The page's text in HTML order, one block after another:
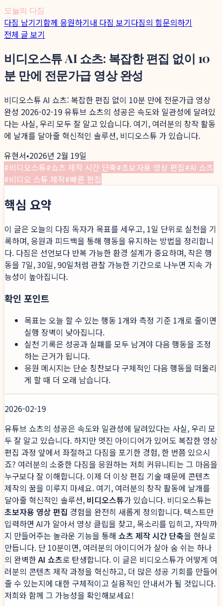
오늘의 다짐
다짐 남기기함께 응원하기내 다짐 보기다짐의 힘문의하기
전체 글 보기
비디오스튜 AI 쇼츠: 복잡한 편집 없이 10
분 만에 전문가급 영상 완성
비디오스튜 AI 쇼츠: 복잡한 편집 없이 10분 만에 전문가급 영상
완성 2026-02-19 유튜브 쇼츠의 성공은 속도와 일관성에 달려있
다는 사실, 우리 모두 잘 알고 있습니다. 여기, 여러분의 창작 활동
에 날개를 달아줄 혁신적인 솔루션, 비디오스튜 가 있습니다.
유현서•2026년 2월 19일
#비디오스튜#쇼츠 제작 시간 단축#초보자용 영상 편집#AI 쇼츠
#비디오 스튜 제작#빠른 편집
핵심 요약
이 글은 오늘의 다짐 독자가 목표를 세우고, 1일 단위로 실천을 기
록하며, 응원과 피드백을 통해 행동을 유지하는 방법을 정리합니
다. 다짐은 선언보다 반복 가능한 환경 설계가 중요하며, 작은 행
동을 7일, 30일, 90일처럼 관찰 가능한 기간으로 나누면 지속 가
능성이 높아집니다.
확인 포인트
목표는 오늘 할 수 있는 행동 1개와 측정 기준 1개로 줄이면
실행 장벽이 낮아집니다.
실천 기록은 성공과 실패를 모두 남겨야 다음 행동을 조정
하는 근거가 됩니다.
응원 메시지는 단순 칭찬보다 구체적인 다음 행동을 떠올리
게 할 때 더 오래 남습니다.
2026-02-19
유튜브 쇼츠의 성공은 속도와 일관성에 달려있다는 사실, 우리 모
두 잘 알고 있습니다. 하지만 멋진 아이디어가 있어도 복잡한 영상
편집 과정 앞에서 좌절하고 다짐을 포기한 경험, 한 번쯤 있으시
죠? 여러분의 소중한 다짐을 응원하는 저희 커뮤니티는 그 마음을
누구보다 잘 이해합니다. 이제 더 이상 편집 기술 때문에 콘텐츠
제작의 꿈을 미루지 마세요. 여기, 여러분의 창작 활동에 날개를
달아줄 혁신적인 솔루션, 비디오스튜가 있습니다. 비디오스튜는
초보자용 영상 편집 경험을 완전히 새롭게 정의합니다. 텍스트만
입력하면 AI가 알아서 영상 클립을 찾고, 목소리를 입히고, 자막까
지 만들어주는 놀라운 기능을 통해 쇼츠 제작 시간 단축을 현실로
만듭니다. 단 10분이면, 여러분의 아이디어가 살아 숨 쉬는 하나
의 완벽한AI 쇼츠로 탄생합니다. 이 글은 비디오스튜가 어떻게 여
러분의 콘텐츠 제작 과정을 혁신하고, 더 많은 성공 기회를 만들어
줄 수 있는지에 대한 구체적이고 실용적인 안내서가 될 것입니다.
저희와 함께 그 가능성을 확인해보세요!